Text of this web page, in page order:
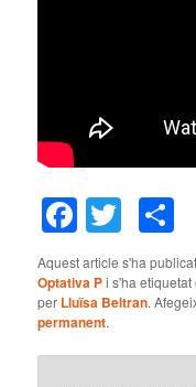
Aquest article s'ha
Optativa Pi s'ha
per Lluïsa Beltran.
permanent.